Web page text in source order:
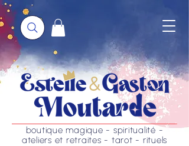
boutique magique - spiritualité -
ateliers et retraites - tarot - rituels